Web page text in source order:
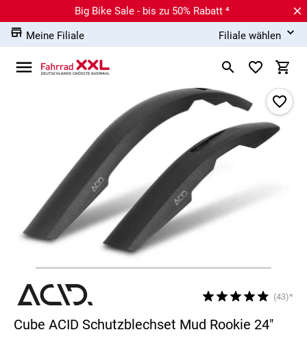
Big Bike Sale - bis zu 50% Rabatt ⁴
Meine Filiale
Filiale wählen
(43)*
Cube ACID Schutzblechset Mud Rookie 24"